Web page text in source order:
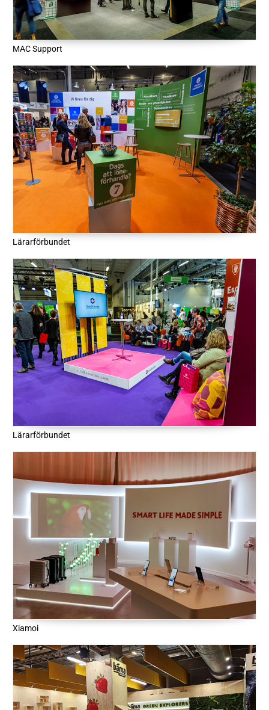
MAC Support
Lärarförbundet
Lärarförbundet
Xiamoi